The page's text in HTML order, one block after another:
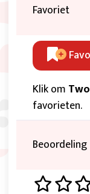
Favoriet
Klik om
favorieten.
Beoordeling